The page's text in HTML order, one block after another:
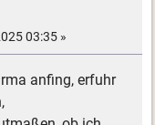
03:35 »
anfing, erfuhr